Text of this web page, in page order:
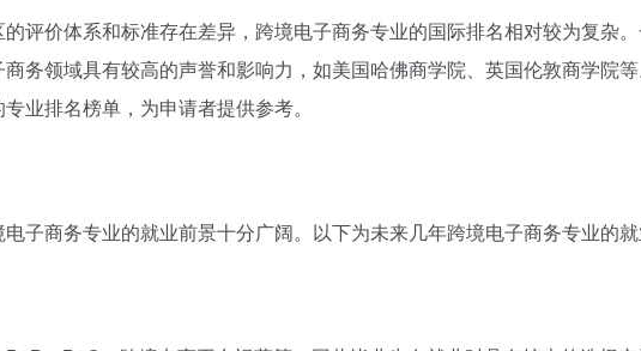
评价体系和标准存在差异，跨境电子商务专业的国际排名相对较为复杂
务领域具有较高的声誉和影响力，如美国哈佛商学院、英国伦敦商学院
业排名榜单，为申请者提供参考。
子商务专业的就业前景十分广阔。以下为未来几年跨境电子商务专业的就